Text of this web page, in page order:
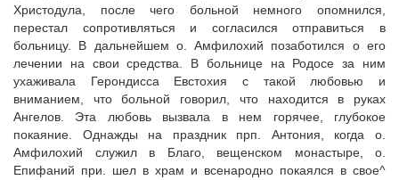
Христодула, после чего больной немного опомнился,
перестал сопротивляться и согласился отправиться в
больницу. В дальнейшем о. Амфилохий позаботился о его
лечении на свои средства. В больнице на Родосе за ним
ухаживала Герондисса Евстохия с такой любовью и
вниманием, что больной говорил, что находится в руках
Ангелов. Эта любовь вызвала в нем горячее, глубокое
покаяние. Однажды на праздник прп. Антония, когда о.
Амфилохий служил в Благо, вещенском монастыре, о.
Епифаний при. шел в храм и всенародно покаялся в свое^